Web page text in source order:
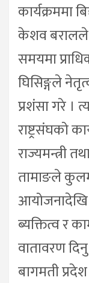
कार्यक्रममा
केशव बरालले
समयमा
घिसिङ्गले
प्रशंसा गरे ।
राष्ट्रसंघको
राज्यमन्त्री
तामाङले
आयोजनादेखि
ब्यक्तित्व र
वातावरण
बागमती